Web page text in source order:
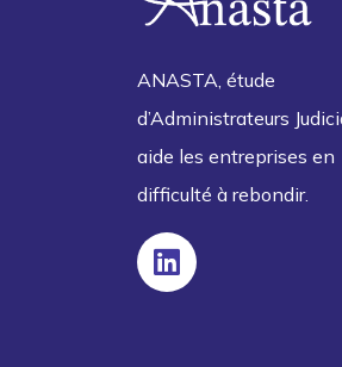
ANASTA, étude
d’Administrateurs
aide les entreprises en
difficulté à rebondir.